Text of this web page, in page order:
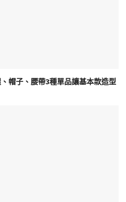
帽子、腰帶3種單品讓基本款造型